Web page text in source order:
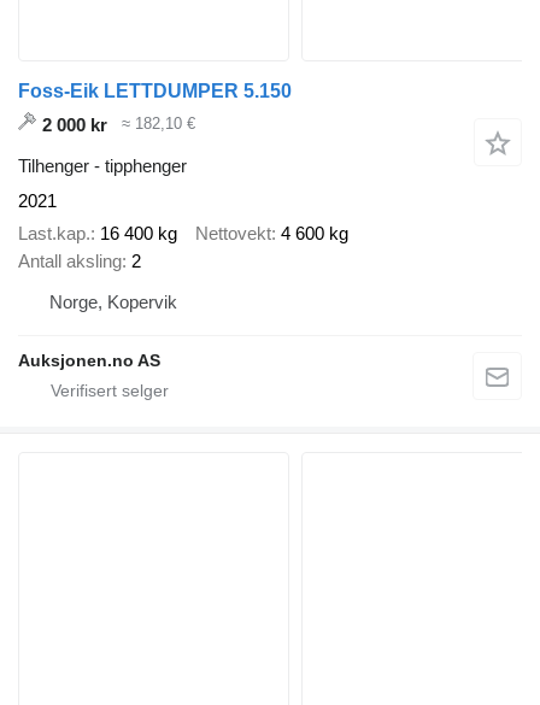
Foss-Eik LETTDUMPER 5.150
2 000 kr
≈ 182,10 €
Tilhenger - tipphenger
2021
Last.kap. 16 400 kg Nettovekt 4 600 kg
Antall aksling 2
Norge, Kopervik
Auksjonen.no AS